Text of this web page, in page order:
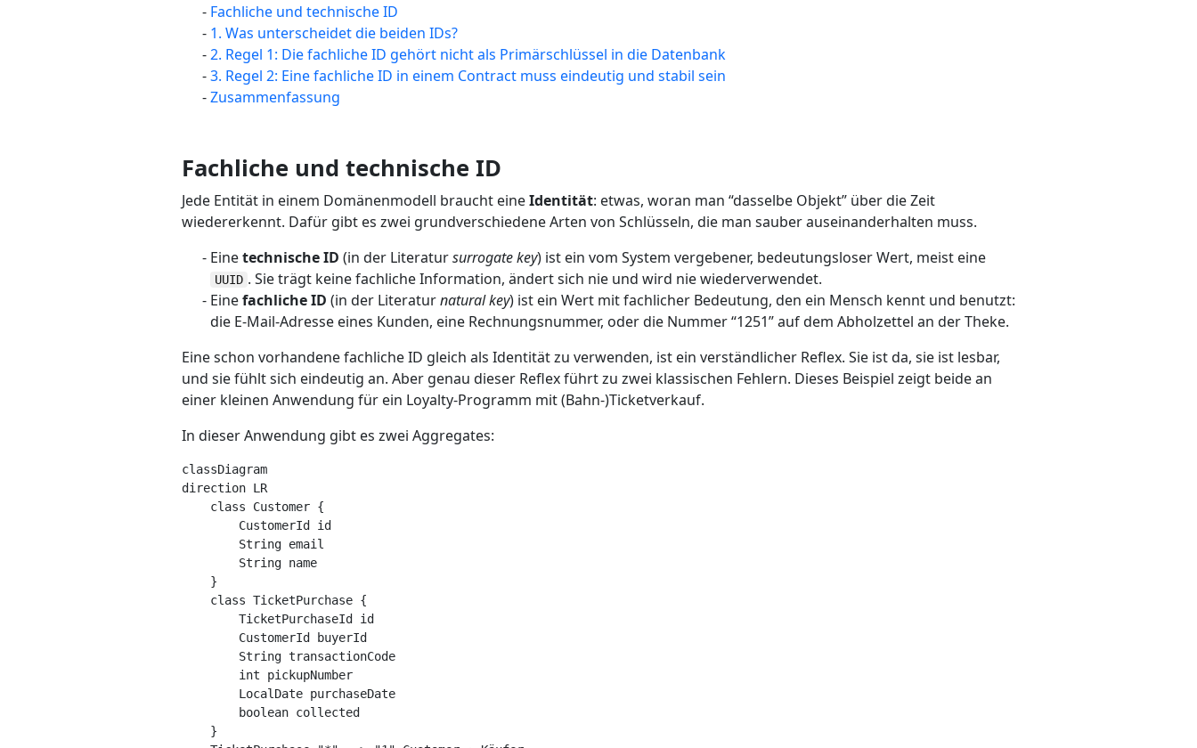
Fachliche und technische ID
1. Was unterscheidet die beiden IDs?
2. Regel 1: Die fachliche ID gehört nicht als Primärschlüssel in die Datenbank
3. Regel 2: Eine fachliche ID in einem Contract muss eindeutig und stabil sein
Zusammenfassung
Fachliche und technische ID
Jede Entität in einem Domänenmodell braucht eineIdentität: etwas, woran man “dasselbe Objekt” über die Zeit
wiedererkennt. Dafür gibt es zwei grundverschiedene Arten von Schlüsseln, die man sauber auseinanderhalten muss.
Einetechnische ID (in der Literatursurrogate key) ist ein vom System vergebener, bedeutungsloser Wert, meist eine
UUID . Sie trägt keine fachliche Information, ändert sich nie und wird nie wiederverwendet.
Einefachliche ID (in der Literaturnatural key) ist ein Wert mit fachlicher Bedeutung, den ein Mensch kennt und benutzt:
die E-Mail-Adresse eines Kunden, eine Rechnungsnummer, oder die Nummer “1251” auf dem Abholzettel an der Theke.
Eine schon vorhandene fachliche ID gleich als Identität zu verwenden, ist ein verständlicher Reflex. Sie ist da, sie ist lesbar,
und sie fühlt sich eindeutig an. Aber genau dieser Reflex führt zu zwei klassischen Fehlern. Dieses Beispiel zeigt beide an
einer kleinen Anwendung für ein Loyalty-Programm mit (Bahn-)Ticketverkauf.
In dieser Anwendung gibt es zwei Aggregates:
classDiagram
direction LR
    class Customer {
        CustomerId id
        String email
        String name
    }
    class TicketPurchase {
        TicketPurchaseId id
        CustomerId buyerId
        String transactionCode
        int pickupNumber
        LocalDate purchaseDate
        boolean collected
    }